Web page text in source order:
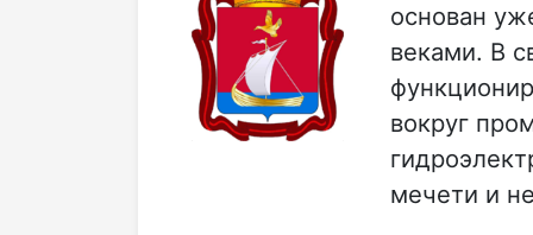
основан
веками. В
вокруг
мечети и